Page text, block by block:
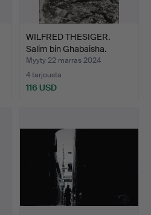
WILFRED THESIGER.
Salim bin Ghabaisha.
Myyty 22 marras 2024
4 tarjousta
116 USD